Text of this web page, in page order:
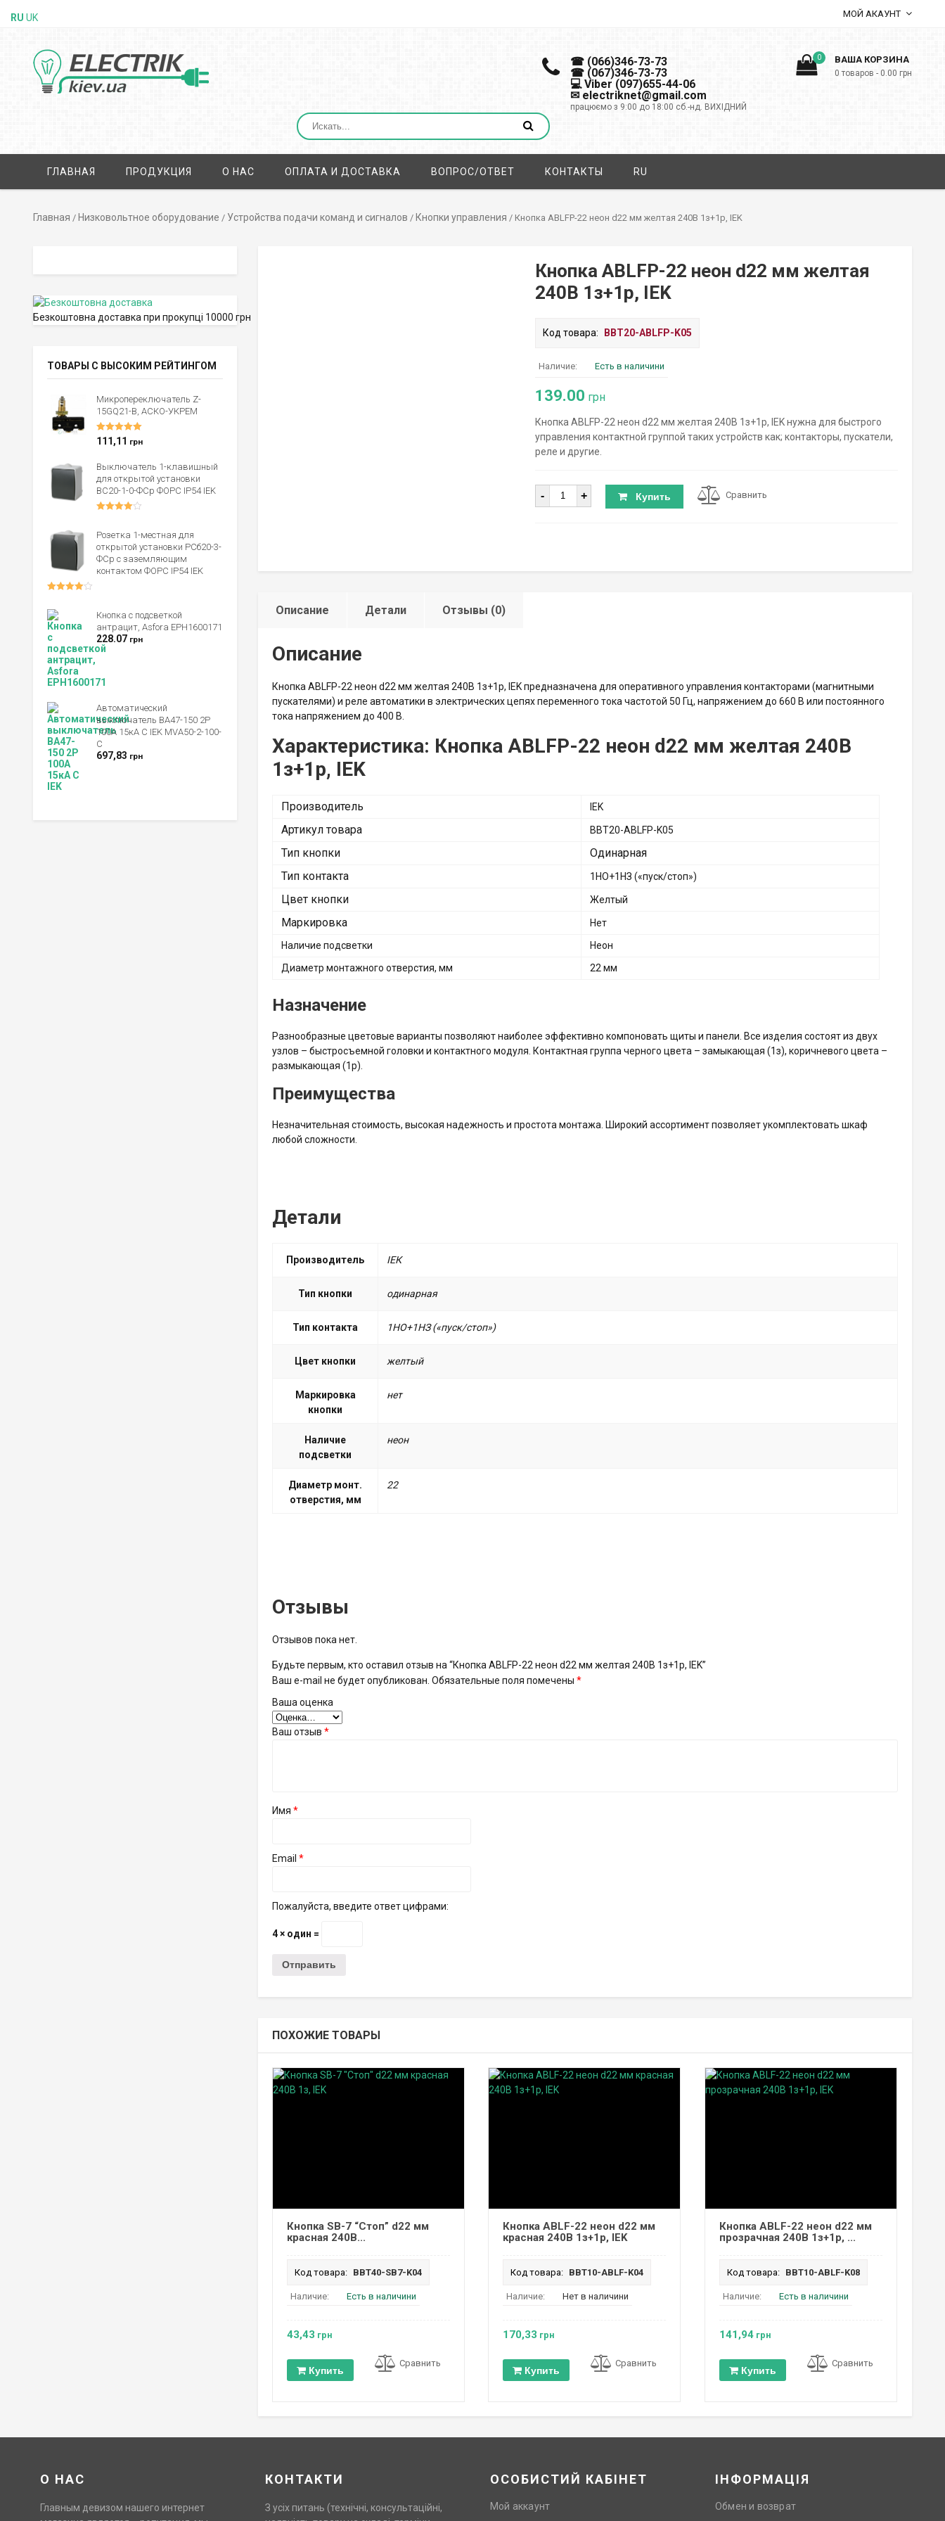
МОЙ АКАУНТ
0 ВАША КОРЗИНА
0 товаров - 0.00 грн
☎ (066)346-73-73
☎ (067)346-73-73
💻 Viber (097)655-44-06
✉ electriknet@gmail.com
працюємо з 9:00 до 18:00 сб.-нд. ВИХІДНИЙ
ГЛАВНАЯ ПРОДУКЦИЯ О НАС ОПЛАТА И ДОСТАВКА ВОПРОС/ОТВЕТ КОНТАКТЫ RU
Главная / Низковольтное оборудование / Устройства подачи команд и сигналов / Кнопки управления / Кнопка ABLFP-22 неон d22 мм желтая 240В 1з+1р, IEK
Кнопка ABLFP-22 неон d22 мм желтая
240В 1з+1р, IEK
Код товара: BBT20-ABLFP-K05
Наличие: Есть в наличини
139.00 грн
Кнопка ABLFP-22 неон d22 мм желтая 240В 1з+1р, IEK нужна для быстрого
управления контактной группой таких устройств как; контакторы, пускатели,
реле и другие.
Количество
- + Купить Сравнить
Описание Детали Отзывы (0)
Описание
Кнопка ABLFP-22 неон d22 мм желтая 240В 1з+1р, IEK предназначена для оперативного управления контакторами (магнитными
пускателями) и реле автоматики в электрических цепях переменного тока частотой 50 Гц, напряжением до 660 В или постоянного
тока напряжением до 400 В.
Характеристика: Кнопка ABLFP-22 неон d22 мм желтая 240В
1з+1р, IEK
Производитель IEK
Артикул товара BBT20-ABLFP-K05
Тип кнопки
Одинарная
Тип контакта
1НО+1НЗ («пуск/стоп»)
Цвет кнопки Желтый
Маркировка
Нет
Наличие подсветки
Неон
Диаметр монтажного отверстия, мм
22 мм
Назначение
Разнообразные цветовые варианты позволяют наиболее эффективно компоновать щиты и панели. Все изделия состоят из двух
узлов – быстросъемной головки и контактного модуля. Контактная группа черного цвета – замыкающая (1з), коричневого цвета –
размыкающая (1р).
Преимущества
Незначительная стоимость, высокая надежность и простота монтажа. Широкий ассортимент позволяет укомплектовать шкаф
любой сложности.
Детали
Производитель ІЕК
Тип кнопки одинарная
Тип контакта 1НО+1НЗ («пуск/стоп»)
Цвет кнопки желтый
Маркировка
кнопки
нет
Наличие
подсветки
неон
Диаметр монт.
отверстия, мм
22
Отзывы
Отзывов пока нет.
Будьте первым, кто оставил отзыв на “Кнопка ABLFP-22 неон d22 мм желтая 240В 1з+1р, IEK”
Ваш e-mail не будет опубликован. Обязательные поля помечены *
Ваша оценка
Ваш отзыв *
Имя *
Email *
Пожалуйста, введите ответ цифрами:
4 × один =
ПОХОЖИЕ ТОВАРЫ
Кнопка SB-7 “Стоп” d22 мм
красная 240В...
Код товара: BBT40-SB7-K04
Наличие: Есть в наличини
43,43 грн
Купить
Сравнить
Кнопка ABLF-22 неон d22 мм
красная 240В 1з+1р, IEK
Код товара: BBT10-ABLF-K04
Наличие: Нет в наличини
170,33 грн
Купить
Сравнить
Кнопка ABLF-22 неон d22 мм
прозрачная 240В 1з+1р, ...
Код товара: BBT10-ABLF-K08
Наличие: Есть в наличини
141,94грн
Купить
Сравнить
Безкоштовна доставка при прокупці 10000 грн
ТОВАРЫ С ВЫСОКИМ РЕЙТИНГОМ
Микропереключатель Z-
15GQ21-B, АСКО-УКРЕМ
Оценка5.00
из 5
111,11 грн
Выключатель 1-клавишный
для открытой установки
ВС20-1-0-ФСр ФОРС IP54 IEK
Розетка 1-местная для
открытой установки РСб20-3-
ФСр с заземляющим
контактом ФОРС IP54 IEK
Кнопка с подсветкой
антрацит, Asfora EPH1600171
228.07 грн
Автоматический
выключатель ВА47-150 2Р
100А 15кА C IEK MVA50-2-100-
C
697,83 грн
О НАС
Главным девизом нашего интернет
КОНТАКТИ
З усіх питань (технічні, консультаційні,
ОСОБИСТИЙ КАБІНЕТ
Мой аккаунт
ІНФОРМАЦІЯ
Обмен и возврат
RU UK